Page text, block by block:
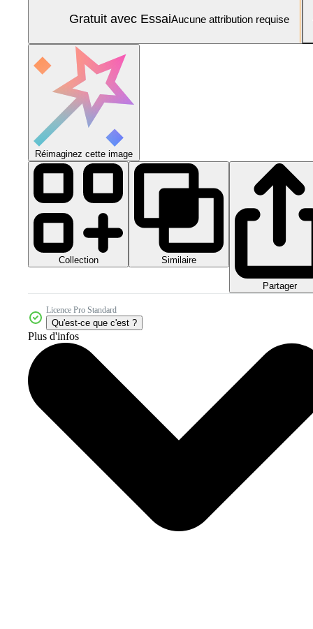
Gratuit avec EssaiAucune attribution requise
Réimaginez cette image
Collection Similaire
Partager
Licence Pro Standard
Qu'est-ce que c'est ?
Plus d'infos